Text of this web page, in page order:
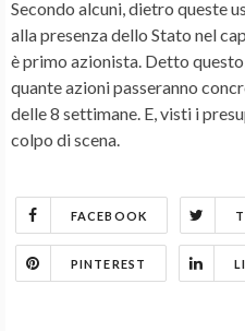
Secondo alcuni, dietro queste
alla presenza dello Stato nel
è primo azionista. Detto
quante azioni passeranno
delle 8 settimane. E, visti i
colpo di scena.
FACEBOOK
PINTEREST